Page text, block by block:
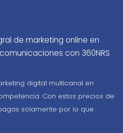
de marketing online en
con 360NRS
digital multicanal en
Con estos precios de
solamente por lo que